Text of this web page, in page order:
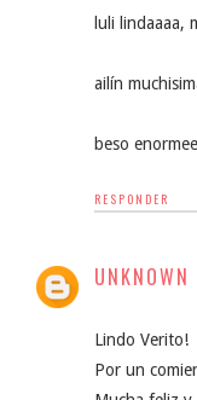
luli lindaaaa,
ailín
beso
RESPONDER
UNKNOWN
Lindo Verito!
Por un